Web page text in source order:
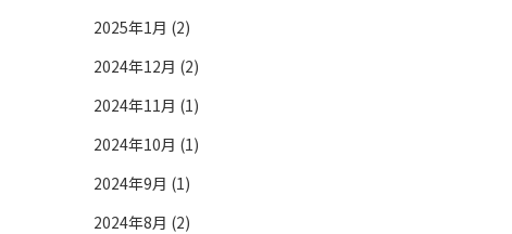
2025年1月 (2)
2024年12月 (2)
2024年11月 (1)
2024年10月 (1)
2024年9月 (1)
2024年8月 (2)